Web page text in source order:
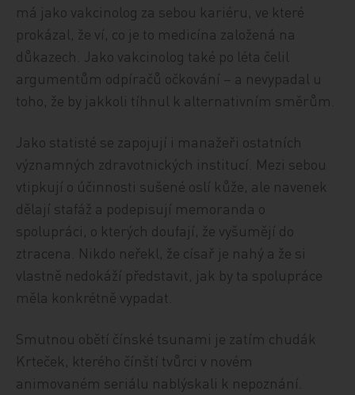
má jako vakcinolog za sebou kariéru, ve které
prokázal, že ví, co je to medicína založená na
důkazech. Jako vakcinolog také po léta čelil
argumentům odpíračů očkování – a nevypadal u
toho, že by jakkoli tíhnul k alternativním směrům.
Jako statisté se zapojují i manažeři ostatních
významných zdravotnických institucí. Mezi sebou
vtipkují o účinnosti sušené oslí kůže, ale navenek
dělají stafáž a podepisují memoranda o
spolupráci, o kterých doufají, že vyšumějí do
ztracena. Nikdo neřekl, že císař je nahý a že si
vlastně nedokáží představit, jak by ta spolupráce
měla konkrétně vypadat.
Smutnou obětí čínské tsunami je zatím chudák
Krteček, kterého čínští tvůrci v novém
animovaném seriálu nablýskali k nepoznání.